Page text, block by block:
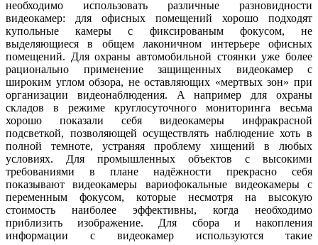
необходимо использовать различные разновидности
видеокамер: для офисных помещений хорошо подходят
купольные камеры с фиксированым фокусом, не
выделяющиеся в общем лаконичном интерьере офисных
помещений. Для охраны автомобильной стоянки уже более
рационально применение защищенных видеокамер с
широким углом обзора, не оставляющих «мертвых зон» при
организации видеонаблюдения. А например для охраны
складов в режиме круглосуточного мониторинга весьма
хорошо показали себя видеокамеры инфракрасной
подсветкой, позволяющей осуществлять наблюдение хоть в
полной темноте, устраняя проблему хищений в любых
условиях. Для промышленных объектов с высокими
требованиями в плане надёжности прекрасно себя
показывают видеокамеры вариофокальные видеокамеры с
переменным фокусом, которые несмотря на высокую
стоимость наиболее эффективны, когда необходимо
приблизить изображение. Для сбора и накопления
информации с видеокамер используются такие